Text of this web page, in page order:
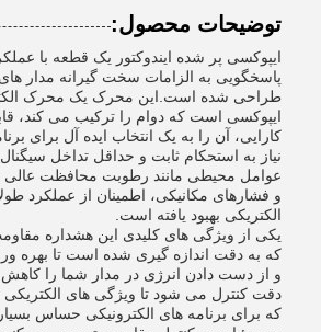
توضیحات محصول:
ایپوکسی پر شده ایندوکتور یک قطعه با
پاسخگویی به الزامات سخت گیرانه مدار
طراحی شده است.این محرک یک محرک
ایپوکسی است که دوام را ترکیب می کند،
کارایی، آن را به یک انتخاب ایده آل برای
نیاز به استحکام ثابت و حداقل تداخل
عوامل محیطی مانند رطوبت محافظت عالی
و فشارهای مکانیکی، اطمینان از عملکرد
الکتریکی بهبود یافته است.
که به دقت اندازه گیری شده است تا بهره
و از دست دادن انرژی در مدار شما را کاهش
دقت کنترل می شود تا ویژگی های الکتریکی
که برای برنامه های الکترونیکی حساس